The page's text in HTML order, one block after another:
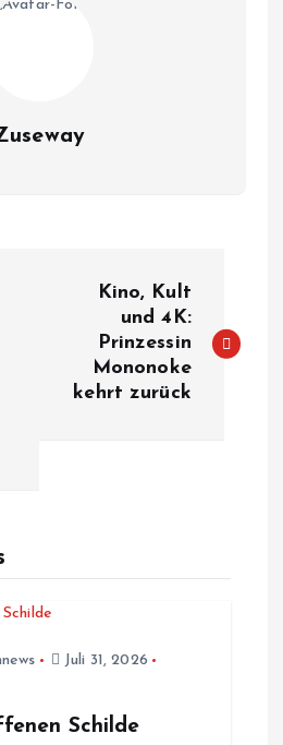
Kino, Kult
und 4K:
Prinzessin
Mononoke
kehrt zurück
Juli 31, 2026
Schilde